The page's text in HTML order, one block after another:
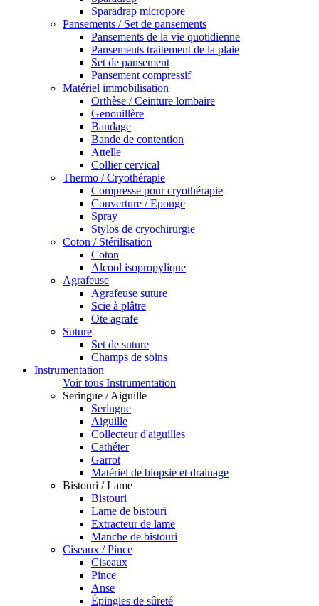
Sparadrap micropore
Pansements / Set de pansements
Pansements de la vie quotidienne
Pansements traitement de la plaie
Set de pansement
Pansement compressif
Matériel immobilisation
Orthèse / Ceinture lombaire
Genouillère
Bandage
Bande de contention
Attelle
Collier cervical
Thermo / Cryothérapie
Compresse pour cryothérapie
Couverture / Eponge
Spray
Stylos de cryochirurgie
Coton / Stérilisation
Coton
Alcool isopropylique
Agrafeuse
Agrafeuse suture
Scie à plâtre
Ote agrafe
Suture
Set de suture
Champs de soins
Instrumentation
Voir tous Instrumentation
Seringue / Aiguille
Seringue
Aiguille
Collecteur d'aiguilles
Cathéter
Garrot
Matériel de biopsie et drainage
Bistouri / Lame
Bistouri
Lame de bistouri
Extracteur de lame
Manche de bistouri
Ciseaux / Pince
Ciseaux
Pince
Anse
Épingles de sûreté